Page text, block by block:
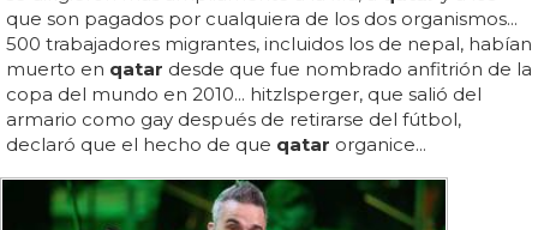
que son pagados por cualquiera de los dos organismos...
500 trabajadores migrantes, incluidos los de nepal, habían
muerto en qatar desde que fue nombrado anfitrión de la
copa del mundo en 2010... hitzlsperger, que salió del
armario como gay después de retirarse del fútbol,
declaró que el hecho de que qatar organice...